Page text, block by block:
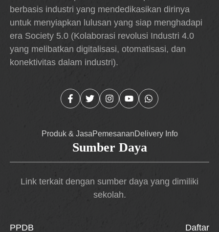
berbasis industri yang mendedikasikan dirinya
untuk menyiapkan lulusan yang siap menghadapi
era Society 5.0 (Kolaborasi revolusi Industri 4.0
yang melibatkan digitalisasi, otomatisasi, dan
konektivitas dalam industri).
Produk & JasaPemesananDelivery Info
Sumber Daya
Link terkait dengan sumber daya yang dimiliki
sekolah.
PPDB Daftar